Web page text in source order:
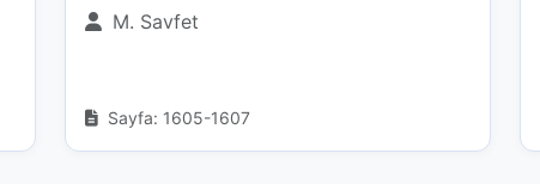
M. Savfet
Sayfa: 1605-1607